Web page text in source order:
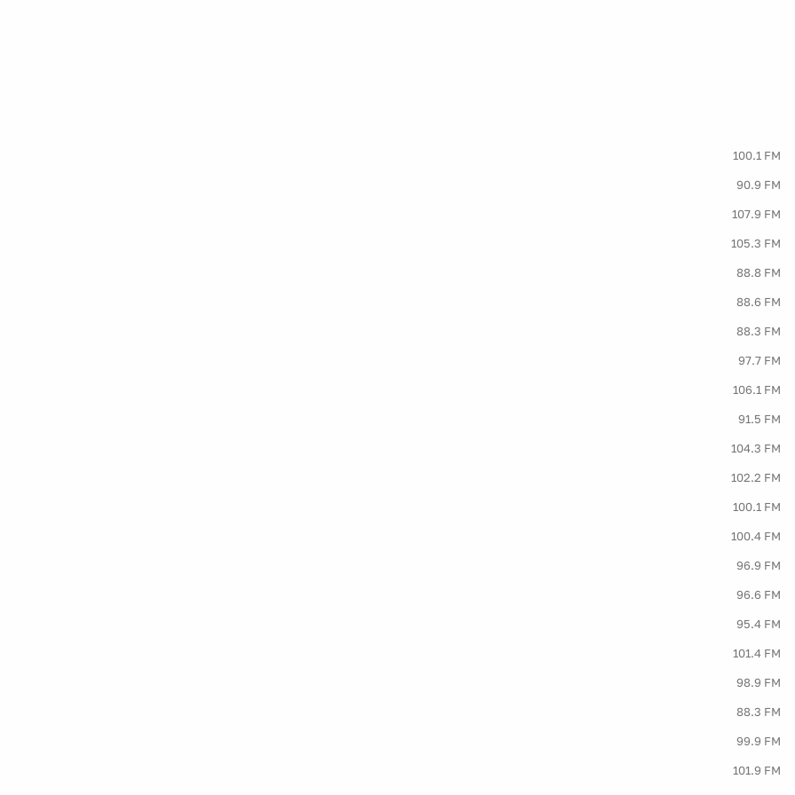
100.1 FM
90.9 FM
107.9 FM
105.3 FM
88.8 FM
88.6 FM
88.3 FM
97.7 FM
106.1 FM
91.5 FM
104.3 FM
102.2 FM
100.1 FM
100.4 FM
96.9 FM
96.6 FM
95.4 FM
101.4 FM
98.9 FM
88.3 FM
99.9 FM
101.9 FM